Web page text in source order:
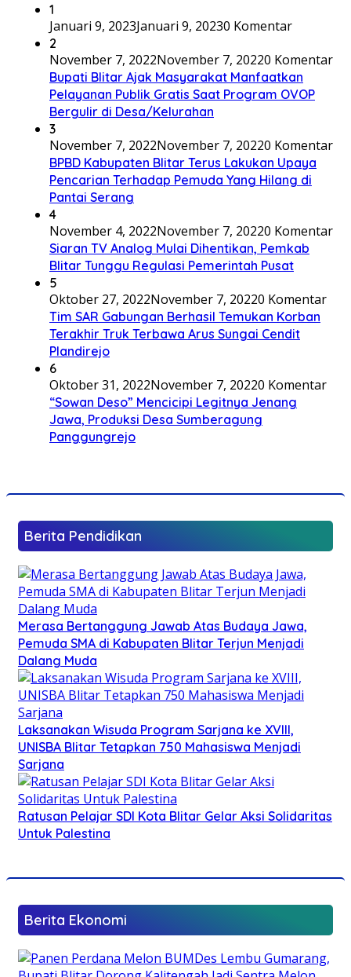
1
Januari 9, 2023Januari 9, 20230 Komentar
2
November 7, 2022November 7, 20220 Komentar
Bupati Blitar Ajak Masyarakat Manfaatkan
Pelayanan Publik Gratis Saat Program OVOP
Bergulir di Desa/Kelurahan
3
November 7, 2022November 7, 20220 Komentar
BPBD Kabupaten Blitar Terus Lakukan Upaya
Pencarian Terhadap Pemuda Yang Hilang di
Pantai Serang
4
November 4, 2022November 7, 20220 Komentar
Siaran TV Analog Mulai Dihentikan, Pemkab
Blitar Tunggu Regulasi Pemerintah Pusat
5
Oktober 27, 2022November 7, 20220 Komentar
Tim SAR Gabungan Berhasil Temukan Korban
Terakhir Truk Terbawa Arus Sungai Cendit
Plandirejo
6
Oktober 31, 2022November 7, 20220 Komentar
“Sowan Deso” Mencicipi Legitnya Jenang
Jawa, Produksi Desa Sumberagung
Panggungrejo
Berita Pendidikan
Merasa Bertanggung Jawab Atas Budaya Jawa,
Pemuda SMA di Kabupaten Blitar Terjun Menjadi
Dalang Muda
Laksanakan Wisuda Program Sarjana ke XVIII,
UNISBA Blitar Tetapkan 750 Mahasiswa Menjadi
Sarjana
Ratusan Pelajar SDI Kota Blitar Gelar Aksi Solidaritas
Untuk Palestina
Berita Ekonomi